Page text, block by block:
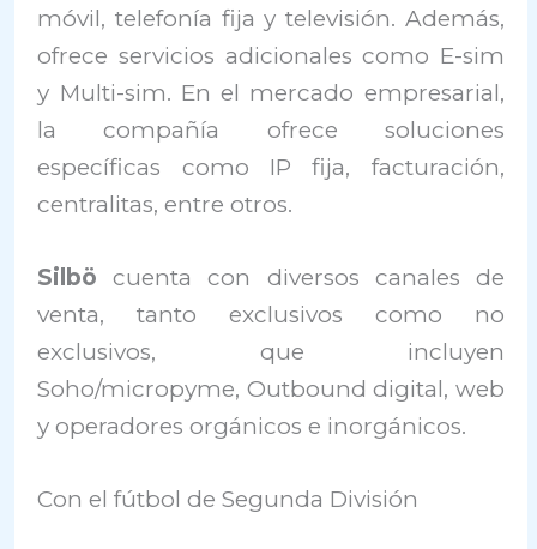
móvil, telefonía fija y televisión. Además,
ofrece servicios adicionales como E-sim
y Multi-sim. En el mercado empresarial,
la compañía ofrece soluciones
específicas como IP fija, facturación,
centralitas, entre otros.
Silbö cuenta con diversos canales de
venta, tanto exclusivos como no
exclusivos, que incluyen
Soho/micropyme, Outbound digital, web
y operadores orgánicos e inorgánicos.
Con el fútbol de Segunda División